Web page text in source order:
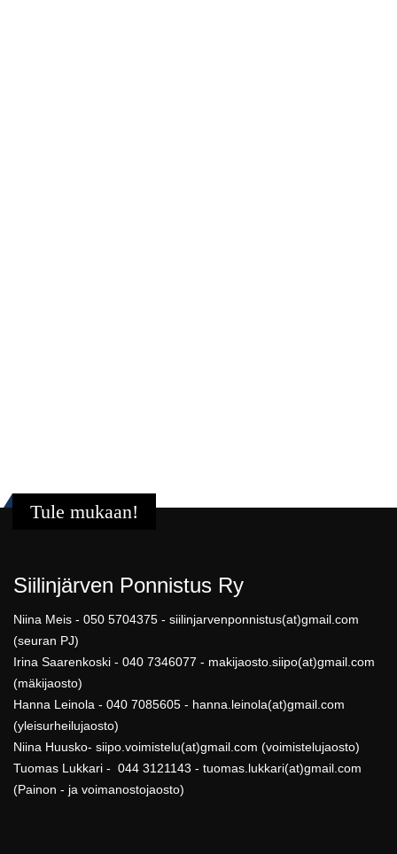
Tule mukaan!
Siilinjärven Ponnistus Ry
Niina Meis - 050 5704375 - siilinjarvenponnistus(at)gmail.com
(seuran PJ)
Irina Saarenkoski - 040 7346077 - makijaosto.siipo(at)gmail.com
(mäkijaosto)
Hanna Leinola - 040 7085605 - hanna.leinola(at)gmail.com
(yleisurheilujaosto)
Niina Huusko- siipo.voimistelu(at)gmail.com (voimistelujaosto)
Tuomas Lukkari - 044 3121143 - tuomas.lukkari(at)gmail.com
(Painon - ja voimanostojaosto)